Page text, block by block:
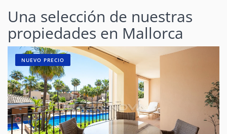
Una selección de nuestras
propiedades en Mallorca
NUEVO PRECIO